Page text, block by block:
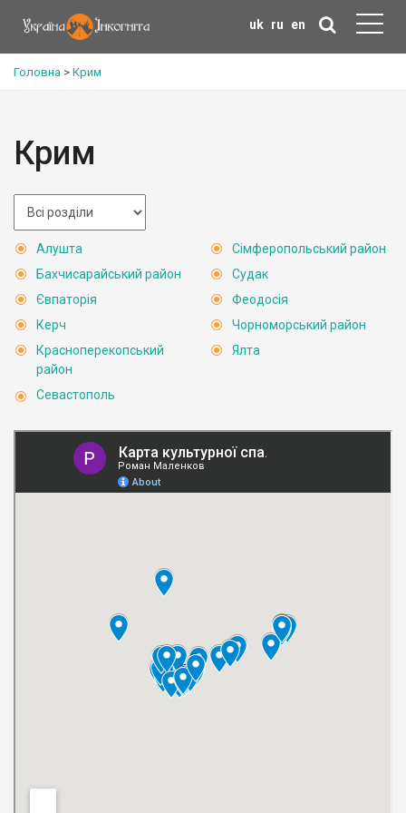
uk ru en
Головна > Крим
Крим
Алушта
Бахчисарайський район
Євпаторія
Керч
Красноперекопський
район
Севастополь
Сімферопольський район
Судак
Феодосія
Чорноморський район
Ялта